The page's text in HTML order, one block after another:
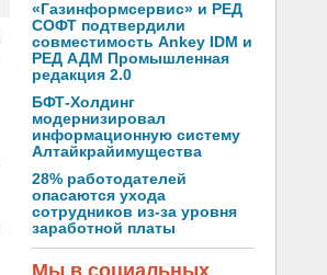
«Газинформсервис» и РЕД
СОФТ подтвердили
совместимость Ankey IDM и
РЕД АДМ Промышленная
редакция 2.0
БФТ-Холдинг
модернизировал
информационную систему
Алтайкрайимущества
28% работодателей
опасаются ухода
сотрудников из-за уровня
заработной платы
Мы в социальных